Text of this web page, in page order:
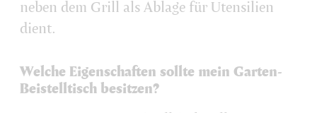
neben dem Grill als Ablage für Utensilien
dient.
Welche Eigenschaften sollte mein Garten-
Beistelltisch besitzen?